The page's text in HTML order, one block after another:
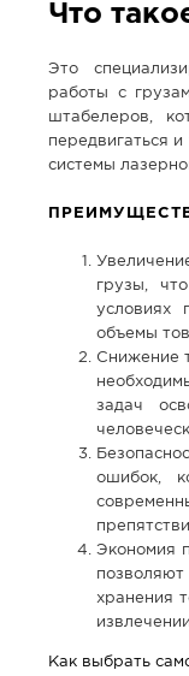
Что
Это
работы с
штабелеров,
передвигаться
системы
грузы,
условиях
объемы
Снижение
задач
ошибок,
Экономия
хранения
Как выбрать